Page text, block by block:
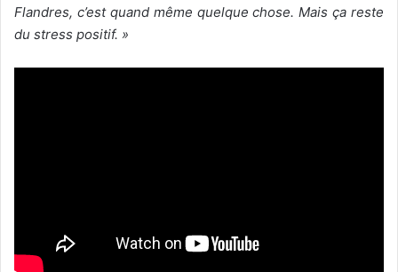
Flandres, c’est quand même quelque chose. Mais ça reste
du stress positif. »